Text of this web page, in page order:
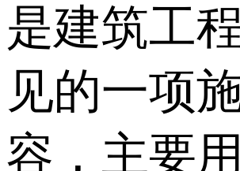
是建筑工
见的一项
容，主要